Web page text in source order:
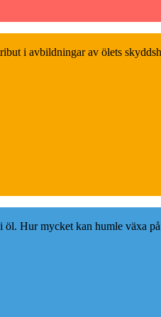
i avbildningar av ölets
öl. Hur mycket kan humle växa